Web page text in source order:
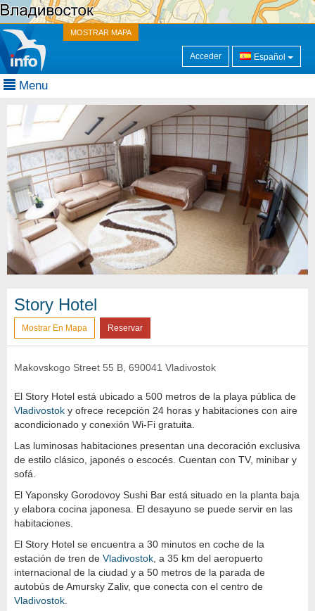
MOSTRAR MAPA
Acceder Español
Menu
Story Hotel
Mostrar En Mapa Reservar
Makovskogo Street 55 B, 690041 Vladivostok
El Story Hotel está ubicado a 500 metros de la playa pública de
Vladivostok y ofrece recepción 24 horas y habitaciones con aire
acondicionado y conexión Wi-Fi gratuita.
Las luminosas habitaciones presentan una decoración exclusiva
de estilo clásico, japonés o escocés. Cuentan con TV, minibar y
sofá.
El Yaponsky Gorodovoy Sushi Bar está situado en la planta baja
y elabora cocina japonesa. El desayuno se puede servir en las
habitaciones.
El Story Hotel se encuentra a 30 minutos en coche de la
estación de tren de Vladivostok , a 35 km del aeropuerto
internacional de la ciudad y a 50 metros de la parada de
autobús de Amursky Zaliv, que conecta con el centro de
Vladivostok